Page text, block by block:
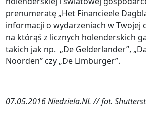
prenumeratę „Het Financieele
informacji o wydarzeniach w Twojej
na którąś z licznych holenderskich
takich jak np. „De Gelderlander”,
Noorden” czy „De Limburger”.
07.05.2016 Niedziela.NL // fot.